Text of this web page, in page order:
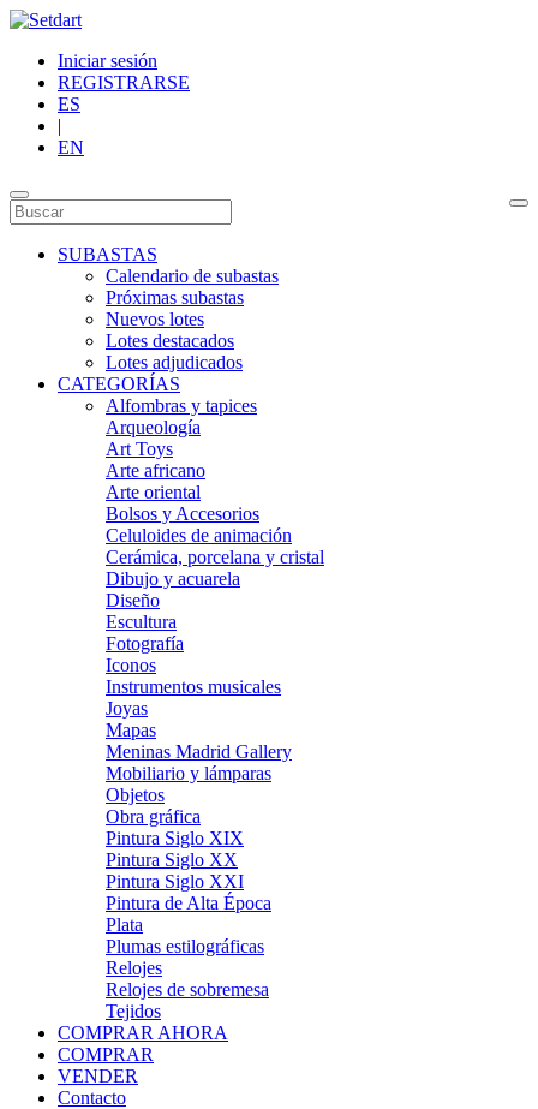
Iniciar sesión
REGISTRARSE
ES
|
EN
SUBASTAS
Calendario de subastas
Próximas subastas
Nuevos lotes
Lotes destacados
Lotes adjudicados
CATEGORÍAS
Alfombras y tapices
Arqueología
Art Toys
Arte africano
Arte oriental
Bolsos y Accesorios
Celuloides de animación
Cerámica, porcelana y cristal
Dibujo y acuarela
Diseño
Escultura
Fotografía
Iconos
Instrumentos musicales
Joyas
Mapas
Meninas Madrid Gallery
Mobiliario y lámparas
Objetos
Obra gráfica
Pintura Siglo XIX
Pintura Siglo XX
Pintura Siglo XXI
Pintura de Alta Época
Plata
Plumas estilográficas
Relojes
Relojes de sobremesa
Tejidos
COMPRAR AHORA
COMPRAR
VENDER
Contacto